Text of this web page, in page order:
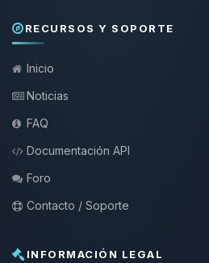
RECURSOS Y SOPORTE
Inicio
Noticias
FAQ
Documentación API
Foro
Contacto / Soporte
INFORMACIÓN LEGAL